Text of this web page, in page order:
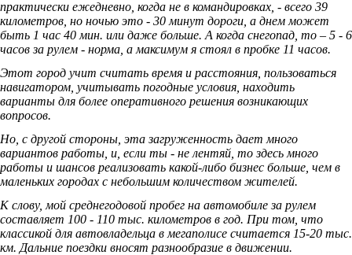
практически ежедневно, когда не в командировках, - всего 39
километров, но ночью это - 30 минут дороги, а днем может
быть 1 час 40 мин. или даже больше. А когда снегопад, то – 5 - 6
часов за рулем - норма, а максимум я стоял в пробке 11 часов.
Этот город учит считать время и расстояния, пользоваться
навигатором, учитывать погодные условия, находить
варианты для более оперативного решения возникающих
вопросов.
Но, с другой стороны, эта загруженность дает много
вариантов работы, и, если ты - не лентяй, то здесь много
работы и шансов реализовать какой-либо бизнес больше, чем в
маленьких городах с небольшим количеством жителей.
К слову, мой среднегодовой пробег на автомобиле за рулем
составляет 100 - 110 тыс. километров в год. При том, что
классикой для автовладельца в мегаполисе считается 15-20 тыс.
км. Дальние поездки вносят разнообразие в движении.